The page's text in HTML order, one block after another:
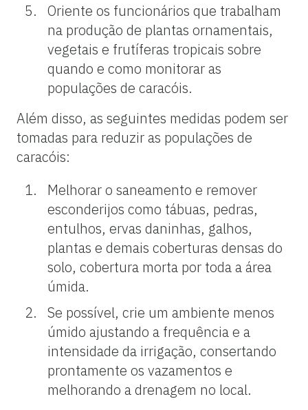
Oriente os funcionários que trabalham
na produção de plantas ornamentais,
vegetais e frutíferas tropicais sobre
quando e como monitorar as
populações de caracóis.
Além disso, as seguintes medidas podem ser
tomadas para reduzir as populações de
caracóis:
Melhorar o saneamento e remover
esconderijos como tábuas, pedras,
entulhos, ervas daninhas, galhos,
plantas e demais coberturas densas do
solo, cobertura morta por toda a área
úmida.
Se possível, crie um ambiente menos
úmido ajustando a frequência e a
intensidade da irrigação, consertando
prontamente os vazamentos e
melhorando a drenagem no local.